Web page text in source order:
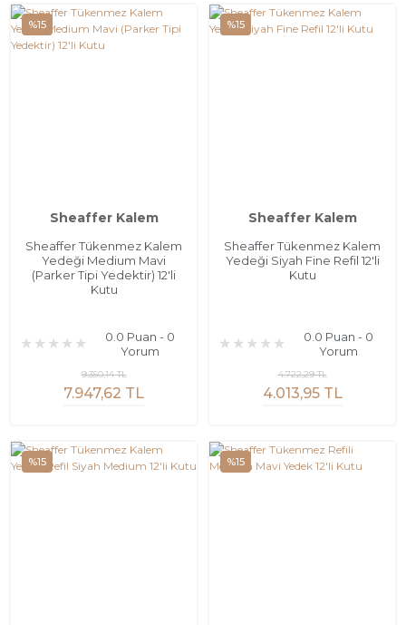
%15
Sheaffer Kalem
Sheaffer Tükenmez Kalem
Yedeği Medium Mavi
(Parker Tipi Yedektir) 12'li
Kutu
0.0 Puan - 0
Yorum
7.947,62 TL
9.350,14 TL
%15
Sheaffer Kalem
Sheaffer Tükenmez Kalem
Yedeği Siyah Fine Refil 12'li
Kutu
0.0 Puan - 0
Yorum
4.013,95 TL
4.722,29 TL
%15 %15